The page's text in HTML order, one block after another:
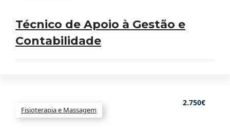
Técnico de Apoio à Gestão e
Contabilidade
Fisioterapia e Massagem
2.750€